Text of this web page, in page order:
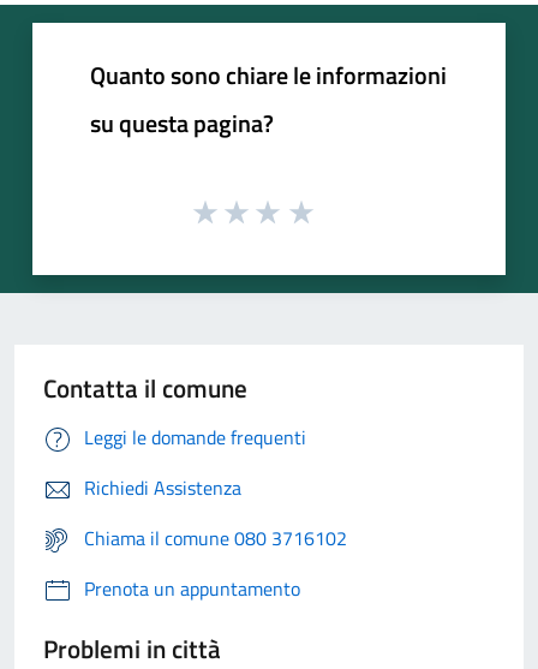
Quanto sono chiare le informazioni
su questa pagina?
Contatta il comune
Leggi le domande frequenti
Richiedi Assistenza
Chiama il comune 080 3716102
Prenota un appuntamento
Problemi in città